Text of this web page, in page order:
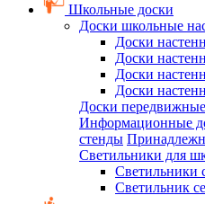
Школьные доски
Доски школьные
Доски
Доски
Доски
Доски
Доски
Информационные
стенды
Светильники для
Светильники
Светильник